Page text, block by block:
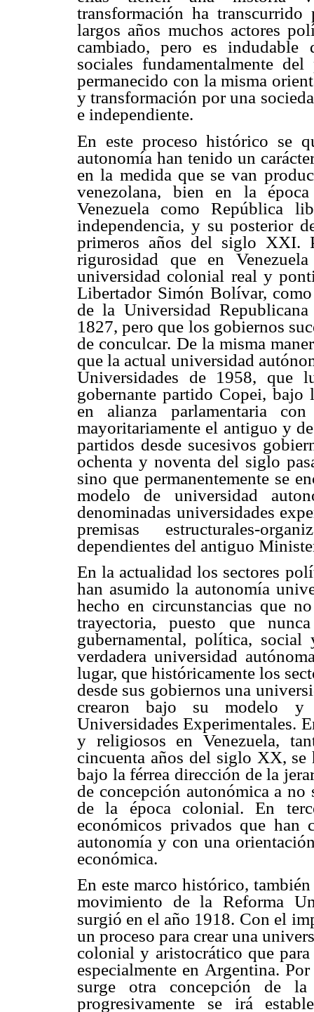
transformación ha
largos años muchos actores
cambiado, pero es indudable
sociales fundamentalmente
permanecido con la misma
y transformación por una
e independiente.
En este proceso histórico se
autonomía han tenido un
en la medida que se van
venezolana, bien en la
Venezuela como República
independencia, y su posterior
primeros años del siglo XXI.
rigurosidad que en
universidad colonial real y
Libertador Simón Bolívar,
de la Universidad
1827, pero que los gobiernos
de conculcar. De la misma
que la actual universidad
Universidades de 1958, que
gobernante partido Copei, bajo
en alianza parlamentaria
mayoritariamente el antiguo y
partidos desde sucesivos
ochenta y noventa del siglo
sino que permanentemente se
modelo de universidad
denominadas universidades
premisas estructurales-
dependientes del antiguo
En la actualidad los sectores
han asumido la autonomía
hecho en circunstancias que
trayectoria, puesto que
gubernamental, política,
verdadera universidad
lugar, que históricamente los
desde sus gobiernos una
crearon bajo su modelo y
Universidades Experimentales.
y religiosos en Venezuela,
cincuenta años del siglo XX, se
bajo la férrea dirección de la
de concepción autonómica a
de la época colonial.En
económicos privados que han
autonomía y con una
económica.
En este marco histórico,
movimiento de la Reforma
surgió en el año 1918. Con el
un proceso para crear una
colonial y aristocrático que
especialmente en Argentina.
surge otra concepción de
progresivamente se irá